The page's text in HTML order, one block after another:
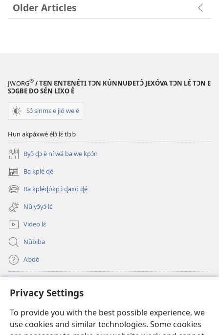
Privacy Settings
To provide you with the best possible experience, we
use cookies and similar technologies. Some cookies
Older Articles
JW.ORG® / TƐN ƐNTƐNƐ́TI TƆN KÚNNUƉETƆ́ JEXÓVA TƆN LƐ́ TƆN E
SƆGBE ƉO SƐ́N LIXO É
Sɔ́ sinmɛ e jló we é
Hun akpáxwé élɔ́ lɛ́ tlɔlɔ
Byɔ̌ ɖɔ è ní wá ba we kpɔ́n
Ba kplé ɖé
(opens
new
window)
Ba kpléɖókpɔ́ ɖaxó ɖé
(opens
new
window)
Nǔ yɔ̌yɔ́ lɛ́
Video lɛ́
Nǔbiba
Alɔdó
(opens
new
WEMASƐXWETƐN ƐNTƐNƐTI JÍ TƆN Watchtower Tɔn
(opens
new
JW Hub